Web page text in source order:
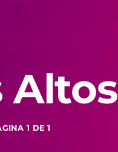
Altos
1 DE 1